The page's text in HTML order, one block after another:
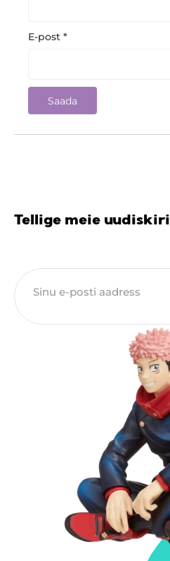
E-post *
Tellige meie uudiskiri